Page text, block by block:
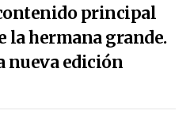
principal
la hermana grande.
nueva edición